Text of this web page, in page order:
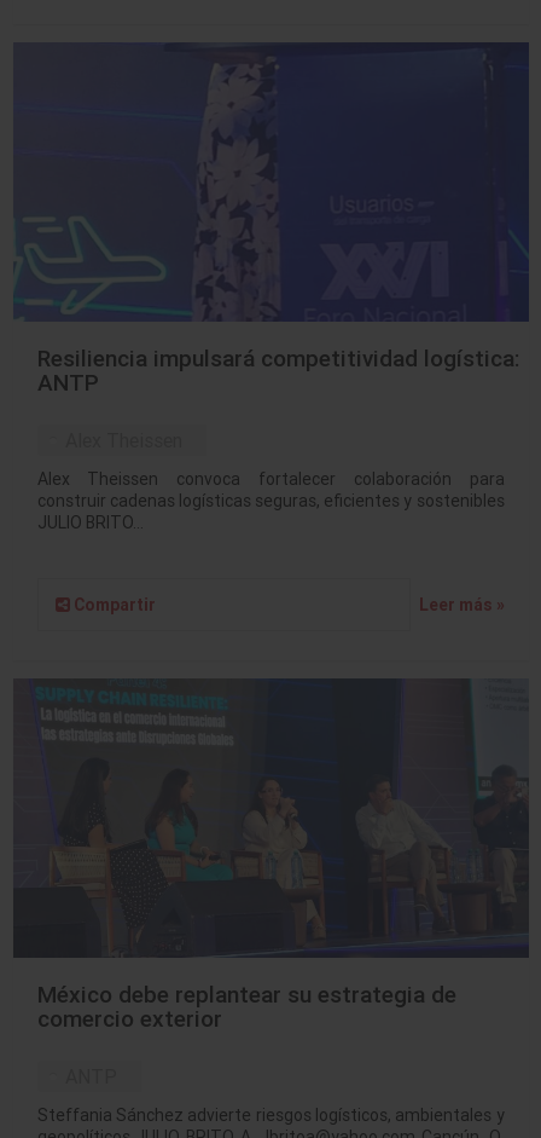
Resiliencia impulsará competitividad logística:
ANTP
Alex Theissen convoca fortalecer colaboración para
construir cadenas logísticas seguras, eficientes y sostenibles
JULIO BRITO…
Compartir Leer más »
México debe replantear su estrategia de
comercio exterior
Steffania Sánchez advierte riesgos logísticos, ambientales y